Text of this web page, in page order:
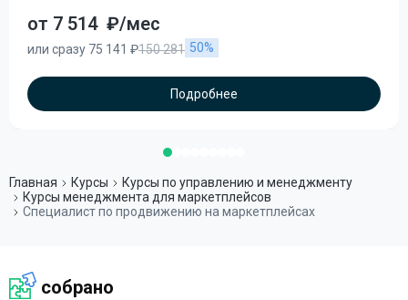
от 7 514 ₽/мес
или сразу 75 141 ₽150 281 50%
Подробнее
Главная Курсы
Курсы по управлению и менеджменту
Курсы менеджмента для маркетплейсов
Специалист по продвижению на маркетплейсах
собрано